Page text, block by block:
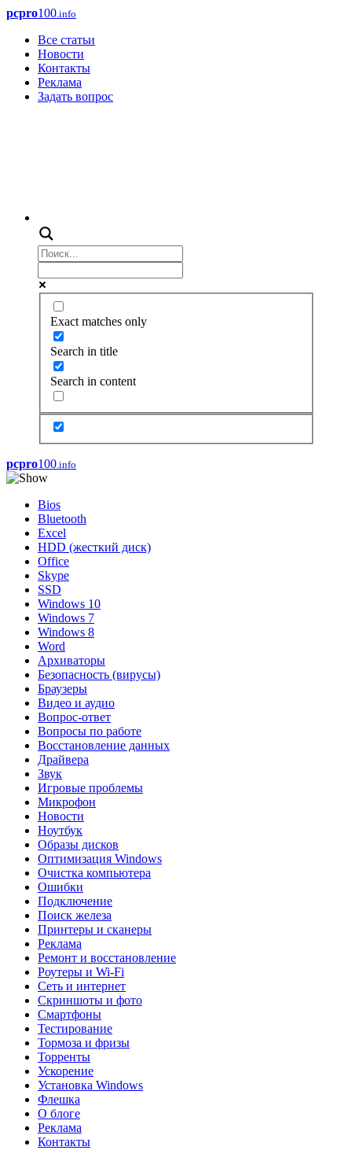
pcpro100.info
Все статьи
Новости
Контакты
Реклама
Задать вопрос
Exact matches only
Search in title
Search in content
pcpro100.info
Bios
Bluetooth
Excel
HDD (жесткий диск)
Office
Skype
SSD
Windows 10
Windows 7
Windows 8
Word
Архиваторы
Безопасность (вирусы)
Браузеры
Видео и аудио
Вопрос-ответ
Вопросы по работе
Восстановление данных
Драйвера
Звук
Игровые проблемы
Микрофон
Новости
Ноутбук
Образы дисков
Оптимизация Windows
Очистка компьютера
Ошибки
Подключение
Поиск железа
Принтеры и сканеры
Реклама
Ремонт и восстановление
Роутеры и Wi-Fi
Сеть и интернет
Скриншоты и фото
Смартфоны
Тестирование
Тормоза и фризы
Торренты
Ускорение
Установка Windows
Флешка
О блоге
Реклама
Контакты